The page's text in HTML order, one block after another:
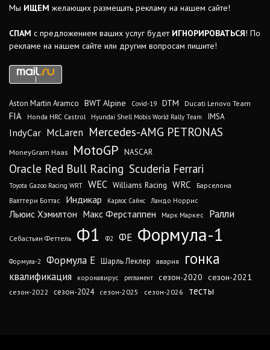
Мы ИЩЕМ желающих размещать рекламу на нашем сайте!
СПАМ с предложением ваших услуг будет ИГНОРИРОВАТЬСЯ! По
рекламе на нашем сайте или другим вопросам пишите!
Aston Martin Aramco BWT Alpine Covid-19 DTM Ducati Lenovo Team
FIA Honda HRC Castrol Hyundai Shell Mobis World Rally Team IMSA
IndyCar McLaren Mercedes-AMG PETRONAS
MoneyGram Haas MotoGP NASCAR
Oracle Red Bull Racing Scuderia Ferrari
Toyota Gazoo Racing WRT WEC Williams Racing WRC
Барселона
Валттери Боттас
Индикар Карлос Сайнс Ландо Норрис
Льюис Хэмилтон Макс Ферстаппен Марк Маркес Ралли
Себастьян Феттель Ф1 Ф2 ФЕ Формула-1
Формула-2 Формула Е Шарль Леклер авария гонка
квалификация коронавирус регламент сезон-2020 сезон-2021
сезон-2022 сезон-2024 сезон-2025 сезон-2026 тесты